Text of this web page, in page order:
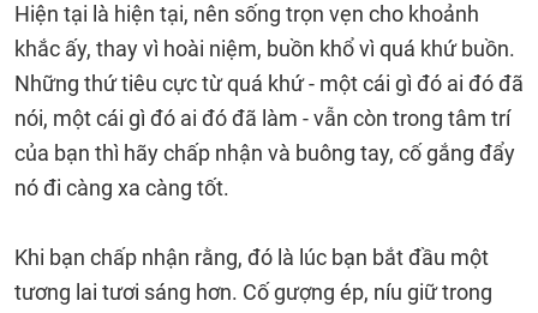
Hiện tại là hiện tại, nên sống trọn vẹn cho khoảnh
khắc ấy, thay vì hoài niệm, buồn khổ vì quá khứ buồn.
Những thứ tiêu cực từ quá khứ - một cái gì đó ai đó đã
nói, một cái gì đó ai đó đã làm - vẫn còn trong tâm trí
của bạn thì hãy chấp nhận và buông tay, cố gắng đẩy
nó đi càng xa càng tốt.
Khi bạn chấp nhận rằng, đó là lúc bạn bắt đầu một
tương lai tươi sáng hơn. Cố gượng ép, níu giữ trong